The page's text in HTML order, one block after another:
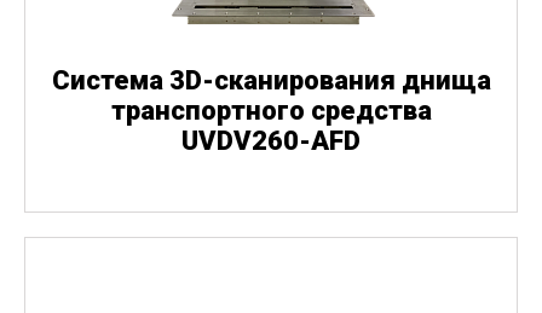
Система 3D-сканирования днища
транспортного средства
UVDV260-AFD